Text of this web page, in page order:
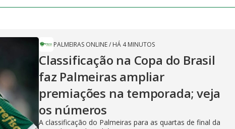
PALMEIRAS ONLINE/ HÁ 4 MINUTOS
Classificação na Copa do Brasil
faz Palmeiras ampliar
premiações na temporada; veja
os números
A classificação do Palmeiras para as quartas de final da